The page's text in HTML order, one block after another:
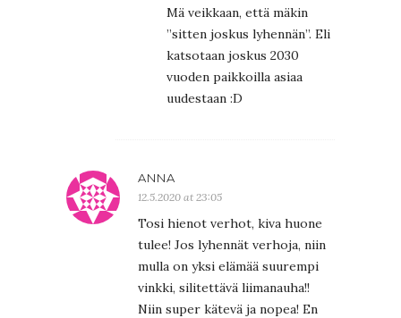
Mä veikkaan, että mäkin
”sitten joskus lyhennän”. Eli
katsotaan joskus 2030
vuoden paikkoilla asiaa
uudestaan :D
ANNA
12.5.2020 at 23:05
Tosi hienot verhot, kiva huone
tulee! Jos lyhennät verhoja, niin
mulla on yksi elämää suurempi
vinkki, silitettävä liimanauha!!
Niin super kätevä ja nopea! En